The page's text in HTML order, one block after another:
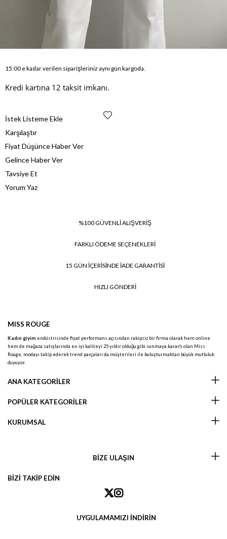
15:00 e kadar verilen siparişleriniz aynı gün kargoda.
Kredi kartına 12 taksit imkanı.
İstek Listeme Ekle
Karşılaştır
Fiyat Düşünce Haber Ver
Gelince Haber Ver
Tavsiye Et
Yorum Yaz
%100 GÜVENLİ ALIŞVERİŞ
FARKLI ÖDEME SEÇENEKLERİ
15 GÜN İÇERİSİNDE İADE GARANTİSİ
HIZLI GÖNDERİ
MISS ROUGE
Kadın giyim endüstrisinde fiyat performans açısından rakipsiz bir firma olarak hem online
hem de mağaza satışlarında en iyi kaliteyi 25 yıldır olduğu gibi sunmaya kararlı olan Miss
Rouge, modayı takip ederek trend parçaları da müşterileri ile buluşturmaktan büyük mutluluk
duyuyor.
ANA KATEGORİLER
POPÜLER KATEGORİLER
KURUMSAL
BİZE ULAŞIN
BİZİ TAKİP EDİN
UYGULAMAMIZI İNDİRİN